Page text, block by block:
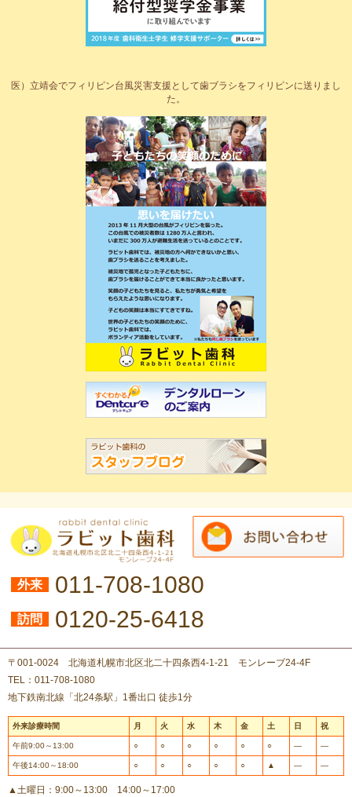
医）立靖会でフィリピン台風災害支援として歯ブラシをフィリピンに送りまし
た。
外来 011-708-1080
訪問 0120-25-6418
〒001-0024 北海道札幌市北区北二十四条西4-1-21 モンレーブ24-4F
TEL：011-708-1080
地下鉄南北線「北24条駅」1番出口 徒歩1分
外来診療時間 月 火 水 木 金 土 日 祝
午前9:00～13:00 ○ ○ ○ ○ ○ ○ ― ―
午後14:00～18:00 ○ ○ ○ ○ ○ ▲ ― ―
▲土曜日：9:00～13:00 14:00～17:00